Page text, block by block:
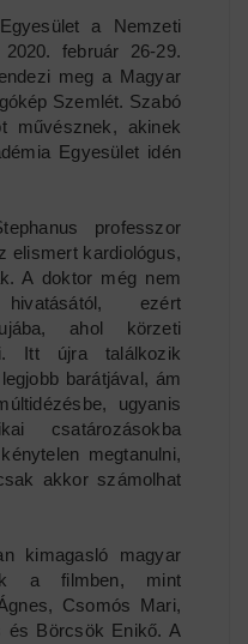
a Nemzeti
február 26-29.
meg a Magyar
Szemlét. Szabó
művésznek, akinek
Egyesület idén
professzor
elismert kardiológus,
A doktor még nem
ezért
ahol körzeti
Itt újra találkozik
barátjával, ám
ugyanis
csatározásokba
megtanulni,
akkor számolhat
kimagasló magyar
a filmben, mint
Csomós Mari,
és Börcsök Enikő. A